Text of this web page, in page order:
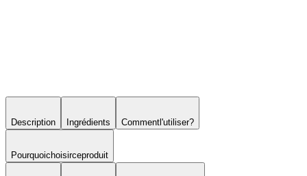
Description Ingrédients Comment l'utiliser?
Pourquoichoisirceproduit